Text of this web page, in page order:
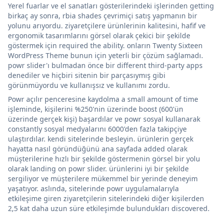
Yerel fuarlar ve el sanatları gösterilerindeki işlerinden getting
birkaç ay sonra, rbia shades çevrimiçi satış yapmanın bir
yolunu arıyordu. ziyaretçilere ürünlerinin kalitesini, hafif ve
ergonomik tasarımlarını görsel olarak çekici bir şekilde
göstermek için required the ability. onların Twenty Sixteen
WordPress Theme bunun için yeterli bir çözüm sağlamadı.
powr slider'ı bulmadan önce bir different third-party apps
denediler ve hiçbiri sitenin bir parçasıymış gibi
görünmüyordu ve kullanışsız ve kullanımı zordu.
Powr açılır penceresine kaydolma a small amount of time
işleminde, kişilerini %250'nin üzerinde boost (600'ün
üzerinde gerçek kişi) başardılar ve powr sosyal kullanarak
constantly sosyal medyalarını 6000'den fazla takipçiye
ulaştırdılar. kendi sitelerinde besleyin. ürünlerin gerçek
hayatta nasıl göründüğünü ana sayfada added olarak
müşterilerine hızlı bir şekilde göstermenin görsel bir yolu
olarak landing on powr slider. ürünlerini iyi bir şekilde
sergiliyor ve müşterilere mükemmel bir yerinde deneyim
yaşatıyor. aslında, sitelerinde powr uygulamalarıyla
etkileşime giren ziyaretçilerin sitelerindeki diğer kişilerden
2,5 kat daha uzun süre etkileşimde bulundukları discovered.